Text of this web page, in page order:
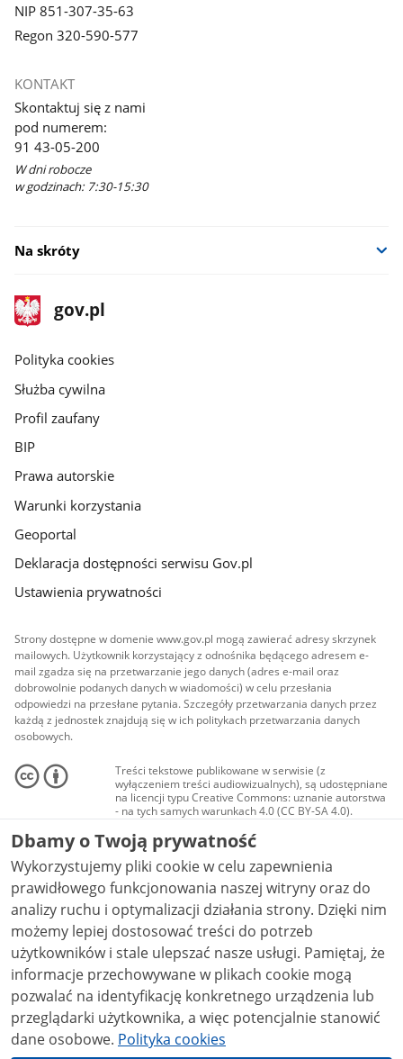
NIP 851-307-35-63
Regon 320-590-577
KONTAKT
Skontaktuj się z nami
pod numerem:
91 43-05-200
W dni robocze
w godzinach: 7:30-15:30
Na skróty
stopka
gov.pl
Strona
gov.pl
gov.pl
Polityka cookies
Służba cywilna
Profil zaufany
BIP
Prawa autorskie
Warunki korzystania
Geoportal
Deklaracja dostępności serwisu Gov.pl
Ustawienia prywatności
Strony dostępne w domenie www.gov.pl mogą zawierać adresy skrzynek
mailowych. Użytkownik korzystający z odnośnika będącego adresem e-
mail zgadza się na przetwarzanie jego danych (adres e-mail oraz
dobrowolnie podanych danych w wiadomości) w celu przesłania
odpowiedzi na przesłane pytania. Szczegóły przetwarzania danych przez
każdą z jednostek znajdują się w ich politykach przetwarzania danych
osobowych.
Treści tekstowe publikowane w serwisie (z
wyłączeniem treści audiowizualnych), są udostępniane
na licencji typu Creative Commons: uznanie autorstwa
- na tych samych warunkach 4.0 (CC BY-SA 4.0).
Materiały audiowizualne, w tym zdjęcia, materiały
audio i wideo, są udostępniane na licencji typu
Creative Commons: uznanie autorstwa użycie
niekomercyjne - bez utworów zależnych 4.0 (CC BY-
NC-ND 4.0), o ile nie jest to stwierdzone inaczej.
Dbamy o Twoją prywatność
Wykorzystujemy pliki cookie w celu zapewnienia
prawidłowego funkcjonowania naszej witryny oraz do
analizy ruchu i optymalizacji działania strony. Dzięki nim
możemy lepiej dostosować treści do potrzeb
użytkowników i stale ulepszać nasze usługi. Pamiętaj, że
informacje przechowywane w plikach cookie mogą
pozwalać na identyfikację konkretnego urządzenia lub
przeglądarki użytkownika, a więc potencjalnie stanowić
dane osobowe. Polityka cookies